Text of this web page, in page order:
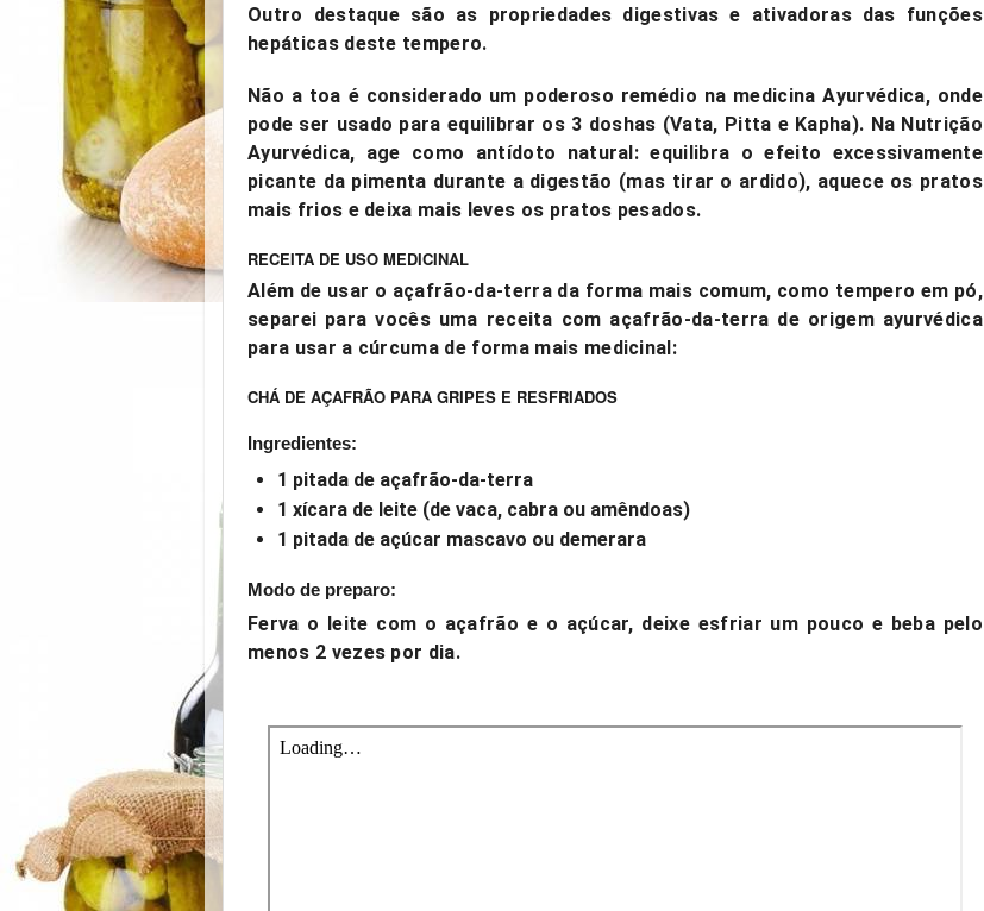
Outro destaque são as propriedades digestivas e ativadoras das funções
hepáticas deste tempero.
Não a toa é considerado um poderoso remédio na medicina Ayurvédica, onde
pode ser usado para equilibrar os 3 doshas (Vata, Pitta e Kapha). Na Nutrição
Ayurvédica, age como antídoto natural: equilibra o efeito excessivamente
picante da pimenta durante a digestão (mas tirar o ardido), aquece os pratos
mais frios e deixa mais leves os pratos pesados.
RECEITA DE USO MEDICINAL
Além de usar o açafrão-da-terra da forma mais comum, como tempero em pó,
separei para vocês uma receita com açafrão-da-terra de origem ayurvédica
para usar a cúrcuma de forma mais medicinal:
CHÁ DE AÇAFRÃO PARA GRIPES E RESFRIADOS
Ingredientes:
1 pitada de açafrão-da-terra
1 xícara de leite (de vaca, cabra ou amêndoas)
1 pitada de açúcar mascavo ou demerara
Modo de preparo:
Ferva o leite com o açafrão e o açúcar, deixe esfriar um pouco e beba pelo
menos 2 vezes por dia.